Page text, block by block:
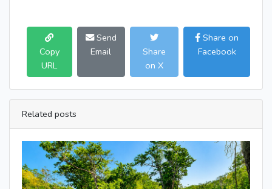
Copy
URL
Send
Email
Share
on X
Share on
Facebook
Related posts